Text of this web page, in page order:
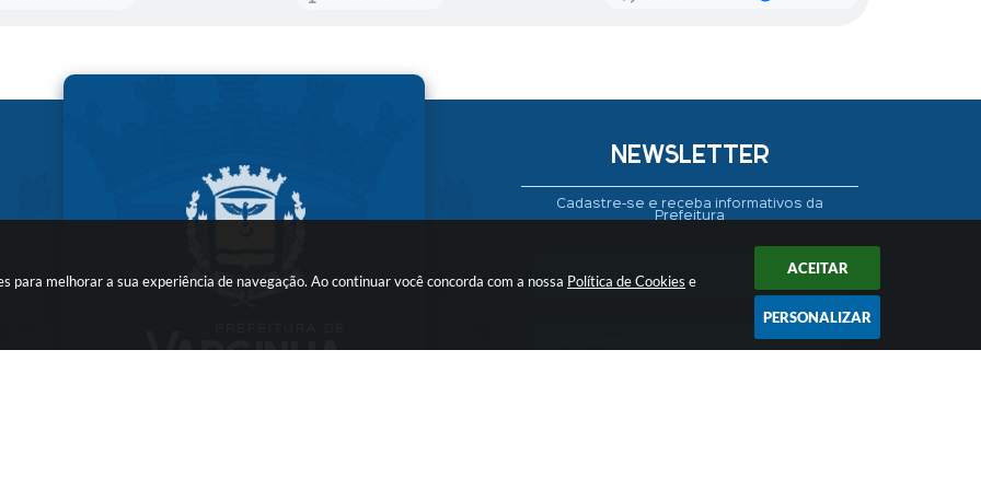
para melhorar a sua experiência de navegação. Ao continuar você concorda com a nossa Política de Cookies e
ACEITAR
PERSONALIZAR
NEWSLETTER
Cadastre-se e receba informativos da
Prefeitura